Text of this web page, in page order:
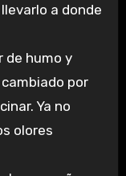
a donde
de humo y
por
Ya no
olores